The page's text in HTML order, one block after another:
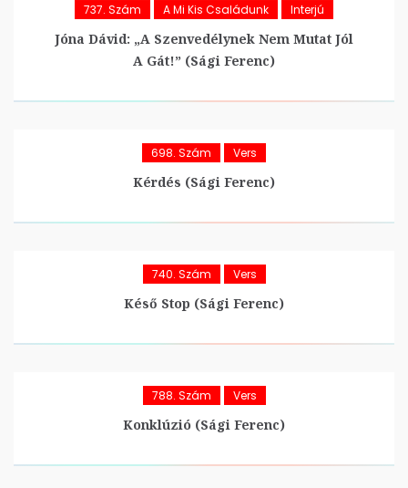
737. Szám A Mi Kis Családunk Interjú
Jóna Dávid: „A Szenvedélynek Nem Mutat Jól
A Gát!” (Sági Ferenc)
698. Szám Vers
Kérdés (Sági Ferenc)
740. Szám Vers
Késő Stop (Sági Ferenc)
788. Szám Vers
Konklúzió (Sági Ferenc)